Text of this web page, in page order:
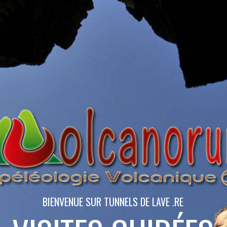
BIENVENUE SUR TUNNELS DE LAVE .RE
VISITES GUIDÉES
TUNNELS DE
ACCOMPAGNATEUR EN MONTAGNE